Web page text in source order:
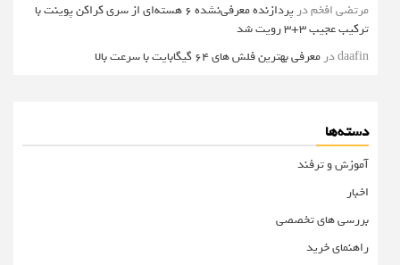
مرتضی افخمدر
پردازنده معرفی‌نشده 6 هسته‌ای از سری کراکن پوینت با
ترکیب عجیب 3+3 رویت شد
daafinدر معرفی بهترین فلش های 64 گیگابایت با سرعت بالا
دسته‌ها
آموزش و ترفند
اخبار
بررسی های تخصصی
راهنمای خرید